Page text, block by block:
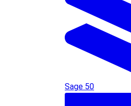
Sage 50